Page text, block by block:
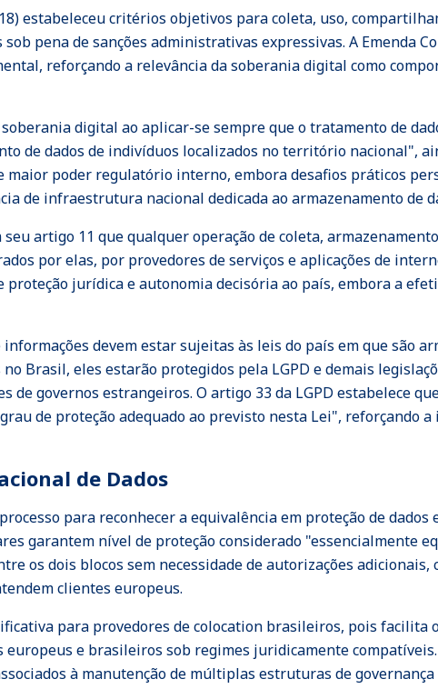
estabeleceu critérios objetivos para coleta, uso,
pena de sanções administrativas expressivas. A Emenda
reforçando a relevância da soberania digital como
digital ao aplicar-se sempre que o tratamento de
de dados de indivíduos localizados no território nacional",
poder regulatório interno, embora desafios práticos
de infraestrutura nacional dedicada ao armazenamento de
artigo 11 que qualquer operação de coleta,
por elas, por provedores de serviços e aplicações de
jurídica e autonomia decisória ao país, embora a
devem estar sujeitas às leis do país em que são
Brasil, eles estarão protegidos pela LGPD e demais
governos estrangeiros. O artigo 33 da LGPD estabelece
de proteção adequado ao previsto nesta Lei", reforçando
de Dados
para reconhecer a equivalência em proteção de
garantem nível de proteção considerado "essencialmente
os dois blocos sem necessidade de autorizações adicionais,
clientes europeus.
para provedores de colocation brasileiros, pois facilita
e brasileiros sob regimes juridicamente
à manutenção de múltiplas estruturas de